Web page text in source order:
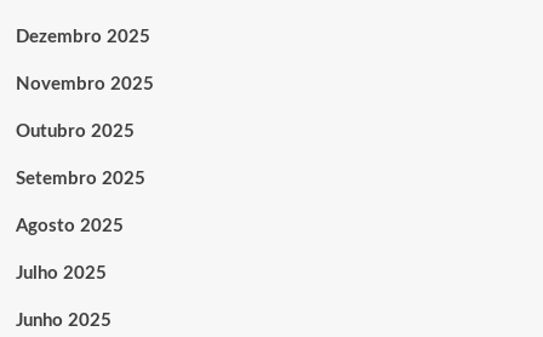
Dezembro 2025
Novembro 2025
Outubro 2025
Setembro 2025
Agosto 2025
Julho 2025
Junho 2025